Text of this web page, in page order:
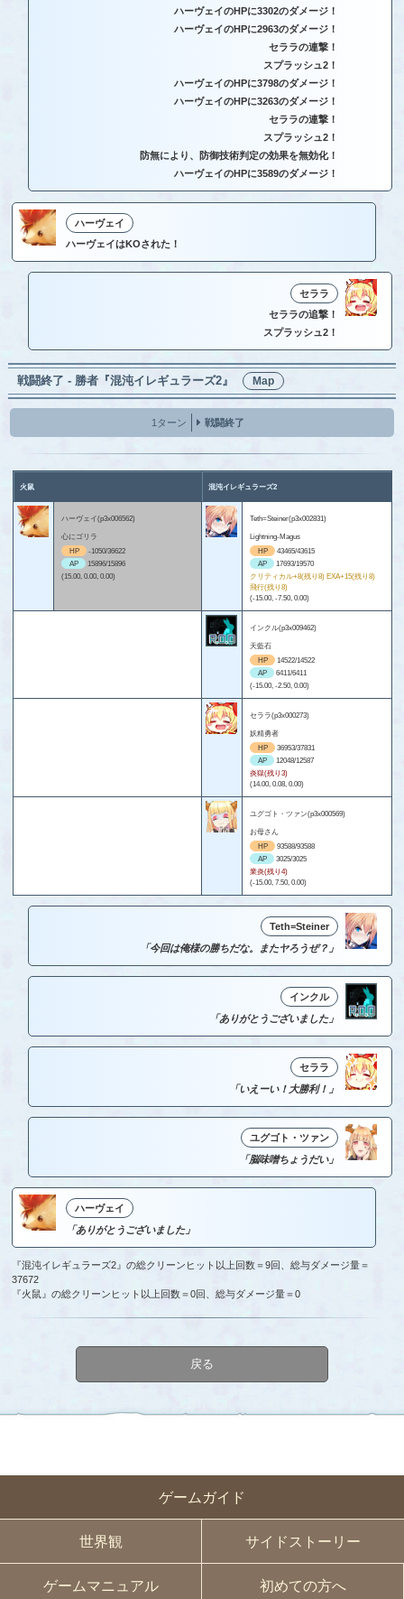
ゲームガイド
世界観 サイドストーリー
ゲームマニュアル 初めての方へ
ハーヴェイのHPに3302のダメージ！
ハーヴェイのHPに2963のダメージ！
セララの連撃！
スプラッシュ2！
ハーヴェイのHPに3798のダメージ！
ハーヴェイのHPに3263のダメージ！
セララの連撃！
スプラッシュ2！
防無により、防御技術判定の効果を無効化！
ハーヴェイのHPに3589のダメージ！
ハーヴェイ
ハーヴェイはKOされた！
セララ
セララの追撃！
スプラッシュ2！
戦闘終了 - 勝者『混沌イレギュラーズ2』 Map
1ターン 戦闘終了
火鼠 混沌イレギュラーズ2
ハーヴェイ(p3x006562)
心にゴリラ
HP
-1050/36622
AP
15896/15896
(15.00, 0.00, 0.00)
Teth=Steiner(p3x002831)
Lightning-Magus
HP
43465/43615
AP
17693/19570
クリティカル+8(残り8) EXA+15(残り8)
飛行(残り8)
(-15.00, -7.50, 0.00)
インクル(p3x009462)
天藍石
HP
14522/14522
AP
6411/6411
(-15.00, -2.50, 0.00)
セララ(p3x000273)
妖精勇者
HP
36953/37831
AP
12048/12587
炎獄(残り3)
(14.00, 0.08, 0.00)
ユグゴト・ツァン(p3x000569)
お母さん
HP
93588/93588
AP
3025/3025
業炎(残り4)
(-15.00, 7.50, 0.00)
Teth=Steiner
「今回は俺様の勝ちだな。またヤろうぜ？」
インクル
「ありがとうございました」
セララ
「いえーい！大勝利！」
ユグゴト・ツァン
「脳味噌ちょうだい」
ハーヴェイ
「ありがとうございました」
『混沌イレギュラーズ2』の総クリーンヒット以上回数＝9回、総与ダメージ量＝
37672
『火鼠』の総クリーンヒット以上回数＝0回、総与ダメージ量＝0
戻る